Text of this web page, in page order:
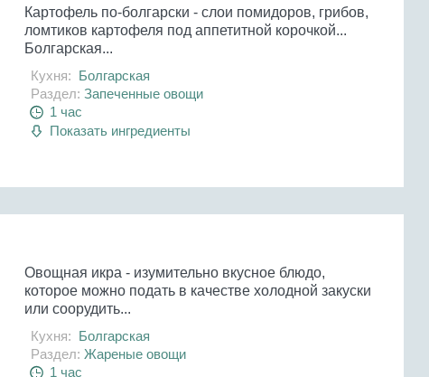
Картофель по-болгарски - слои помидоров, грибов,
ломтиков картофеля под аппетитной корочкой...
Болгарская...
Кухня: Болгарская
Раздел: Запеченные овощи
1 час
Показать ингредиенты
Овощная икра - изумительно вкусное блюдо,
которое можно подать в качестве холодной закуски
или соорудить...
Кухня: Болгарская
Раздел: Жареные овощи
1 час